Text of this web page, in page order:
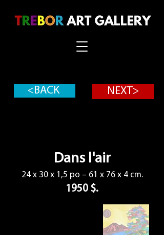
<BACK NEXT>
Dans l'air
24 x 30 x 1,5 po – 61 x 76 x 4 cm.
1950 $.